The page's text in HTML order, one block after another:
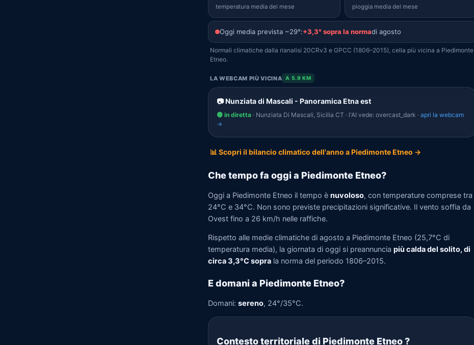
temperatura media del mese pioggia media del mese
Oggi media prevista ~29°:+3,3° sopra la normadi agosto
Normali climatiche dalla rianalisi 20CRv3 e GPCC (1806–2015), cella più vicina a Piedimonte
Etneo.
LA WEBCAM PIÙ VICINA A 5.9 KM
📷 Nunziata di Mascali - Panoramica Etna est
🟢 in diretta · Nunziata Di Mascali, Sicilia CT · l'AI vede: overcast_dark · apri la webcam
→
📊 Scopri il bilancio climatico dell'anno a Piedimonte Etneo →
Che tempo fa oggi a Piedimonte Etneo?
Oggi a Piedimonte Etneo il tempo è nuvoloso, con temperature comprese tra
24°C e 34°C. Non sono previste precipitazioni significative. Il vento soffia da
Ovest fino a 26 km/h nelle raffiche.
Rispetto alle medie climatiche di agosto a Piedimonte Etneo (25,7°C di
temperatura media), la giornata di oggi si preannuncia più calda del solito, di
circa 3,3°C sopra la norma del periodo 1806–2015.
E domani a Piedimonte Etneo?
Domani: sereno, 24°/35°C.
Contesto territoriale di Piedimonte Etneo?